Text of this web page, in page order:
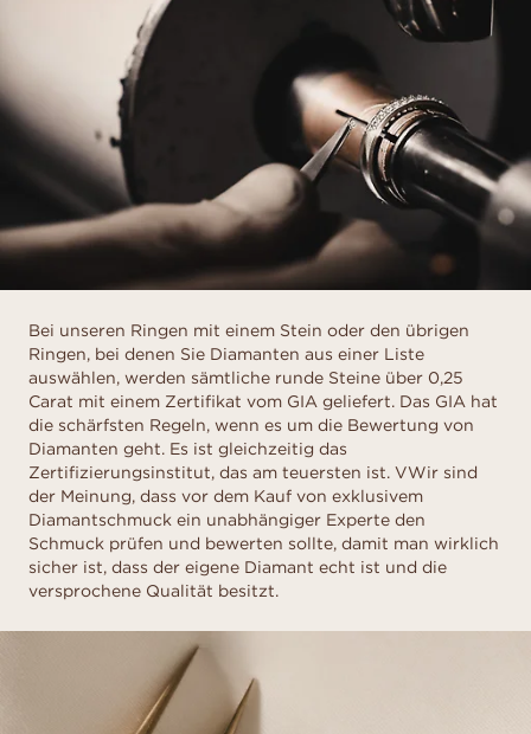
Bei unseren Ringen mit einem Stein oder den übrigen
Ringen, bei denen Sie Diamanten aus einer Liste
auswählen, werden sämtliche runde Steine über 0,25
Carat mit einem Zertifikat vom GIA geliefert. Das GIA hat
die schärfsten Regeln, wenn es um die Bewertung von
Diamanten geht. Es ist gleichzeitig das
Zertifizierungsinstitut, das am teuersten ist. VWir sind
der Meinung, dass vor dem Kauf von exklusivem
Diamantschmuck ein unabhängiger Experte den
Schmuck prüfen und bewerten sollte, damit man wirklich
sicher ist, dass der eigene Diamant echt ist und die
versprochene Qualität besitzt.